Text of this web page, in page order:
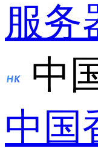
服务
中
中国